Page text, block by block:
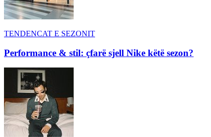
TENDENCAT E SEZONIT
Performance & stil: çfarë sjell Nike këtë sezon?